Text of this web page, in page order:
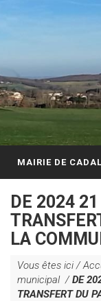
MAIRIE DE
DE 2024
LA
Vous êtes ici /
municipal /DE
TRANSFERT DU